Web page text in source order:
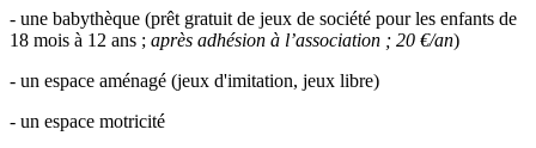
- une babythèque (prêt gratuit de jeux de société pour les enfants de
18 mois à 12 ans ; après adhésion à l’association ; 20 €/an)
- un espace aménagé (jeux d'imitation, jeux libre)
- un espace motricité